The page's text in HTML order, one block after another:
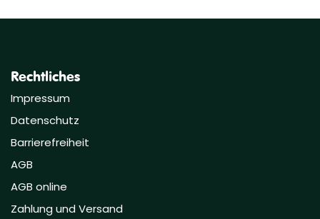
Rechtliches
Impressum
Datenschutz
Barrierefreiheit
AGB
AGB online
Zahlung und Versand